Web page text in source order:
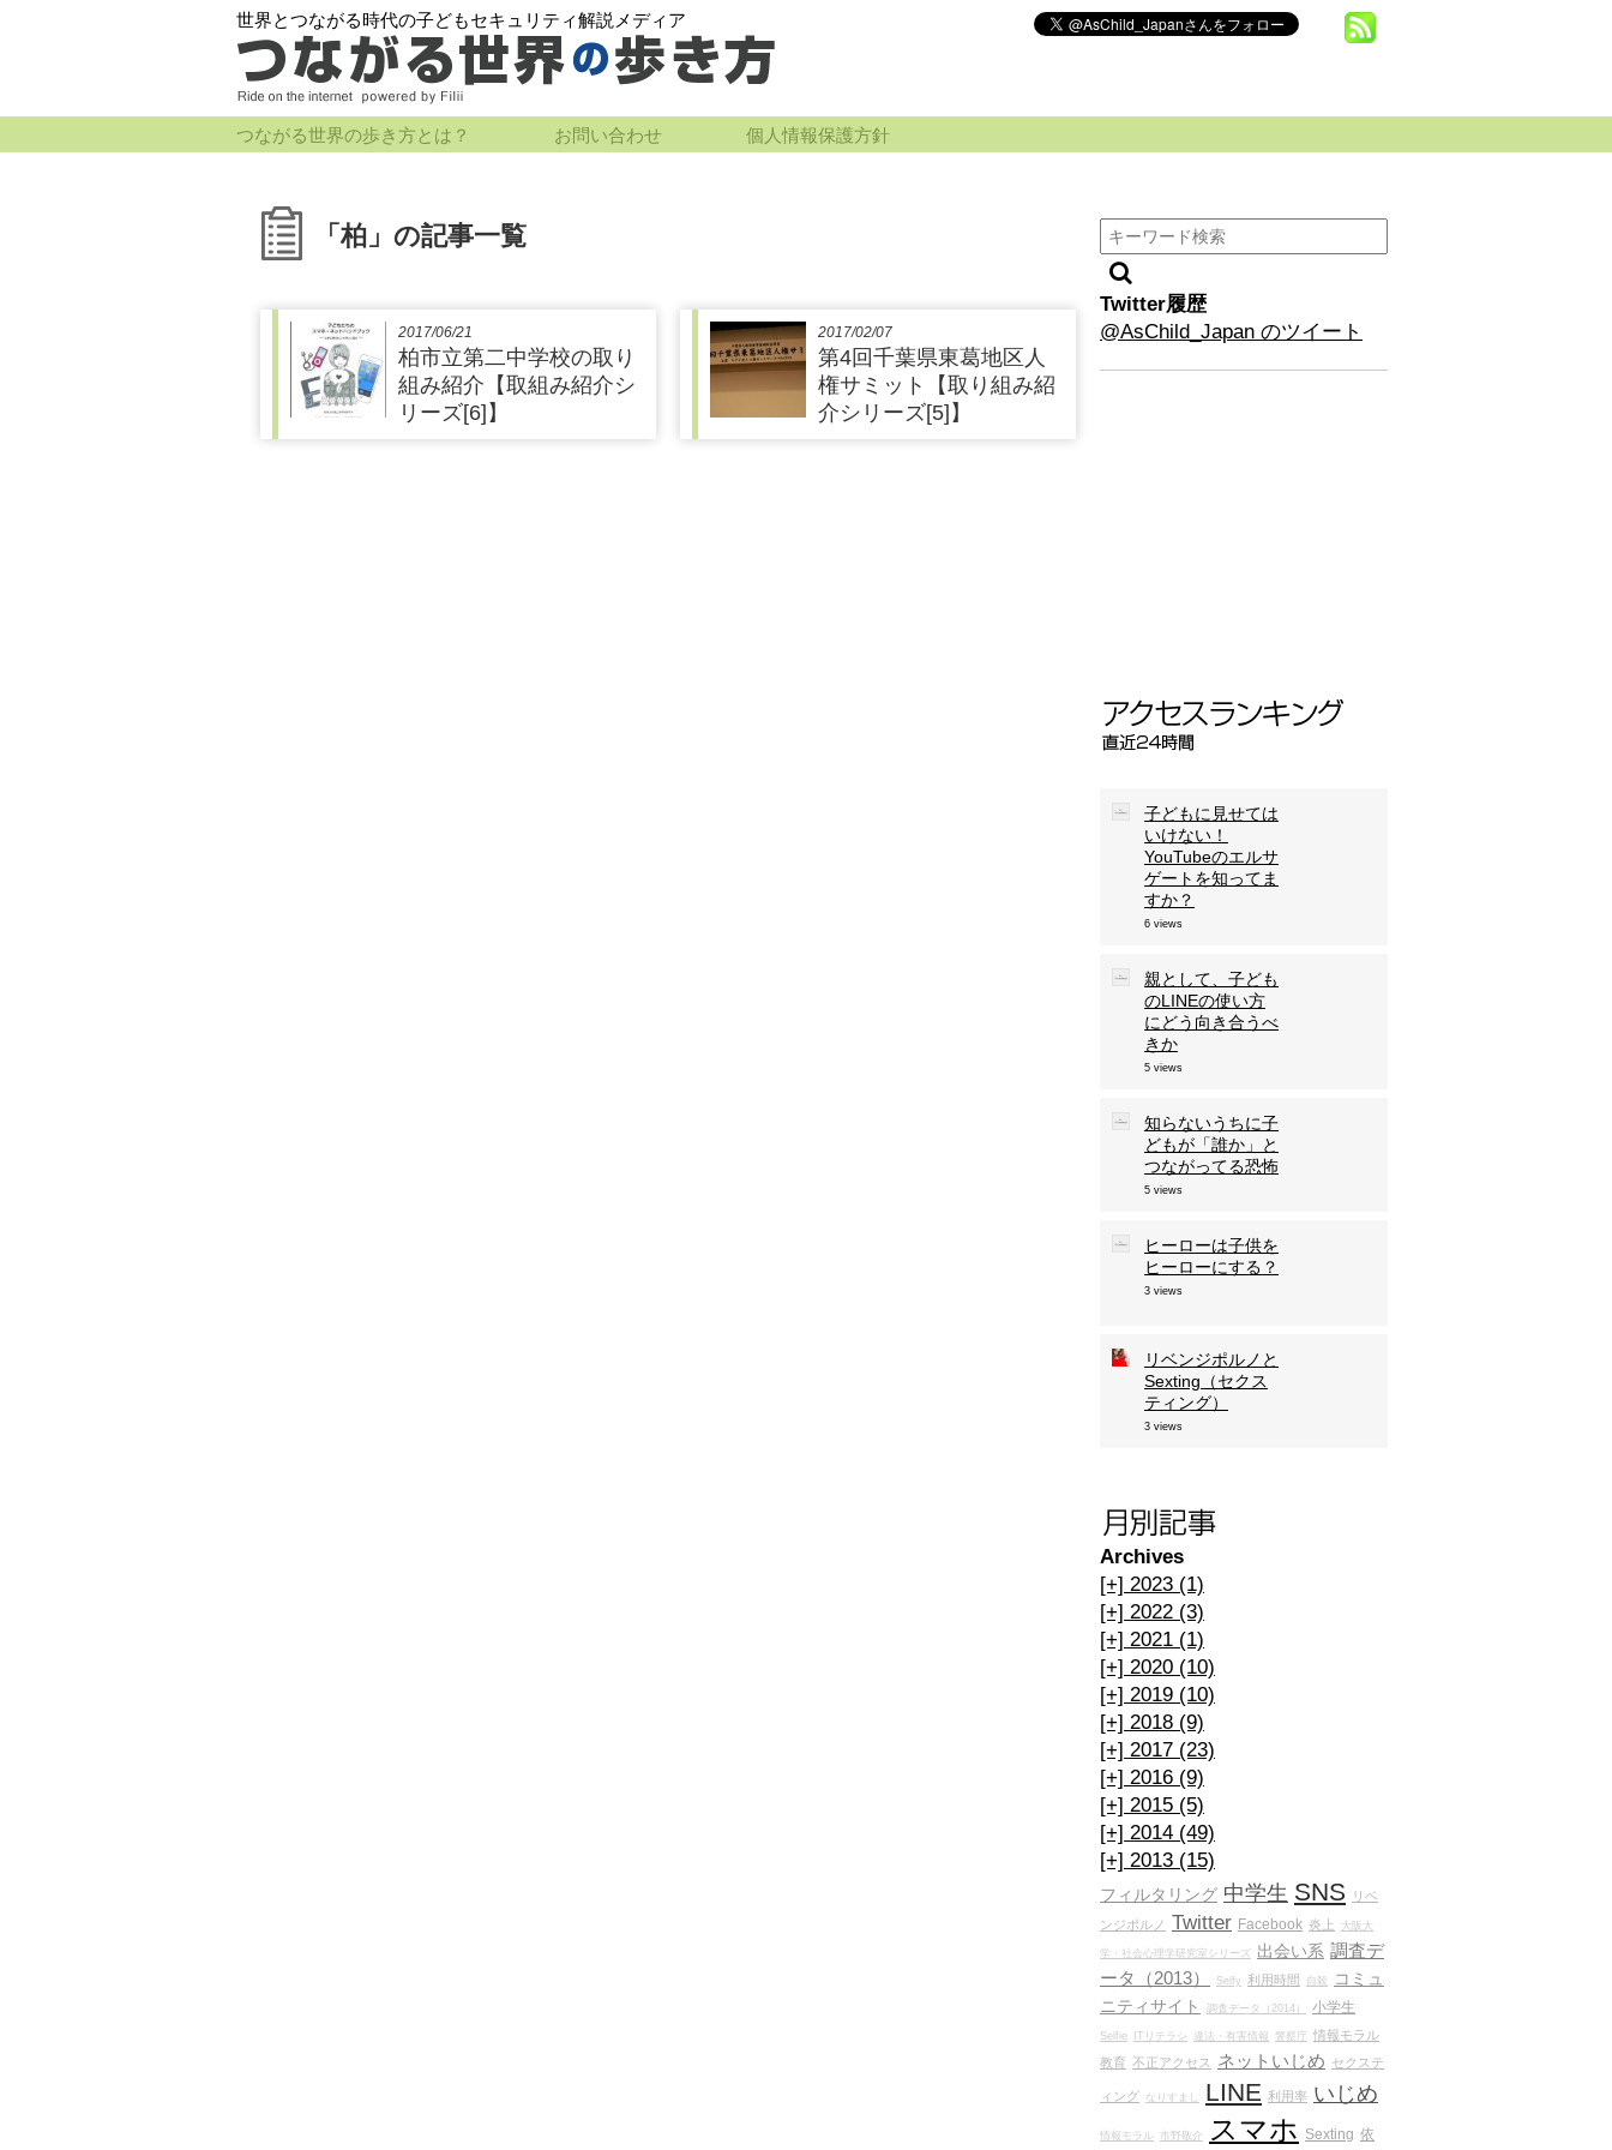
世界とつながる時代の子どもセキュリティ解説メディア
つながる世界の歩き方とは？ お問い合わせ 個人情報保護方針
「柏」の記事一覧
2017/06/21
柏市立第二中学校の取り
組み紹介【取組み紹介シ
リーズ[6]】
2017/02/07
第4回千葉県東葛地区人
権サミット【取り組み紹
介シリーズ[5]】
Twitter履歴
@AsChild_Japan のツイート
子どもに見せては
いけない！
YouTubeのエルサ
ゲートを知ってま
すか？
6 views
親として、子ども
のLINEの使い方
にどう向き合うべ
きか
5 views
知らないうちに子
どもが「誰か」と
つながってる恐怖
5 views
ヒーローは子供を
ヒーローにする？
3 views
リベンジポルノと
Sexting（セクス
ティング）
3 views
Archives
[+] 2023 (1)
[+] 2022 (3)
[+] 2021 (1)
[+] 2020 (10)
[+] 2019 (10)
[+] 2018 (9)
[+] 2017 (23)
[+] 2016 (9)
[+] 2015 (5)
[+] 2014 (49)
[+] 2013 (15)
フィルタリング 中学生 SNS
リベ
ンジポルノ Twitter Facebook 炎上 大阪大
学・社会心理学研究室シリーズ 出会い系 調査デ
ータ（2013）
Selfy 利用時間 自殺
コミュ
ニティサイト
調査データ（2014） 小学生
Selfie ITリテラシ 違法・有害情報 警察庁 情報モラル
教育 不正アクセス ネットいじめ セクステ
ィング なりすまし LINE 利用率 いじめ
情報モラル 市野敬介 スマホ Sexting 依